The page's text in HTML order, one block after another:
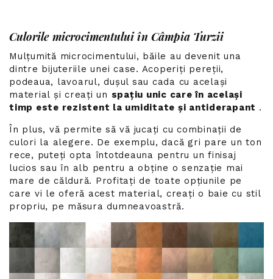
Culorile microcimentului în Câmpia Turzii
Mulțumită microcimentului, băile au devenit una
dintre bijuteriile unei case. Acoperiți pereții,
podeaua, lavoarul, dușul sau cada cu același
material și creați un spațiu unic care în același
timp este rezistent la umiditate și antiderapant .
În plus, vă permite să vă jucați cu combinații de
culori la alegere. De exemplu, dacă gri pare un ton
rece, puteți opta întotdeauna pentru un finisaj
lucios sau în alb pentru a obține o senzație mai
mare de căldură. Profitați de toate opțiunile pe
care vi le oferă acest material, creați o baie cu stil
propriu, pe măsura dumneavoastră.